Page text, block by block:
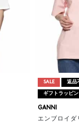
SALE 返品
ギフトラッピン
GANNI
エンブロイダ